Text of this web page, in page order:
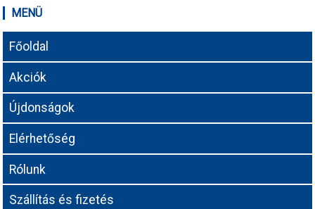
MENÜ
Főoldal
Akciók
Újdonságok
Elérhetőség
Rólunk
Szállítás és fizetés